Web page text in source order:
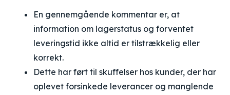
En gennemgående kommentar er, at
information om lagerstatus og forventet
leveringstid ikke altid er tilstrækkelig eller
korrekt.
Dette har ført til skuffelser hos kunder, der har
oplevet forsinkede leverancer og manglende